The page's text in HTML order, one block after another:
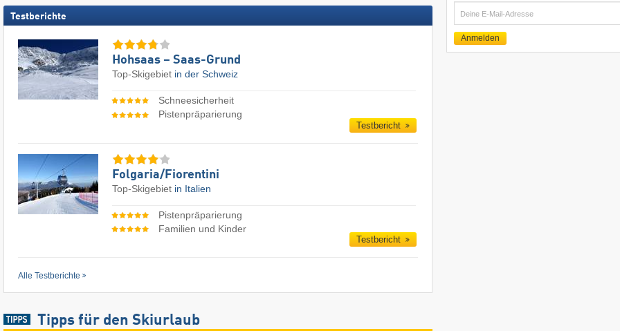
Testberichte
Hohsaas – Saas-Grund
Top-Skigebiet in der Schweiz
Schneesicherheit
Pistenpräparierung
Testbericht
Folgaria/​Fiorentini
Top-Skigebiet in Italien
Pistenpräparierung
Familien und Kinder
Testbericht
Alle Testberichte
Tipps für den Skiurlaub
E-
Mail
Anmelden